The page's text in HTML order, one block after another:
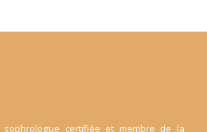
sophrologue certifiée et membre de la